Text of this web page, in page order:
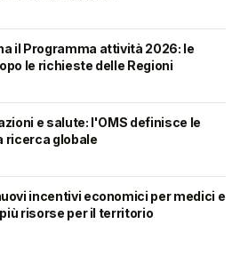
il Programma attività 2026: le
le richieste delle Regioni
e salute: l'OMS definisce le
ricerca globale
incentivi economici per medici e
risorse per il territorio